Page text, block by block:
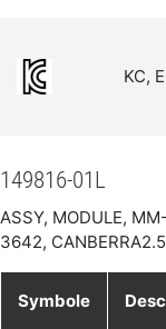
KC,
149816-01L
ASSY, MODULE,
3642, CANBERRA2.5
Symbole